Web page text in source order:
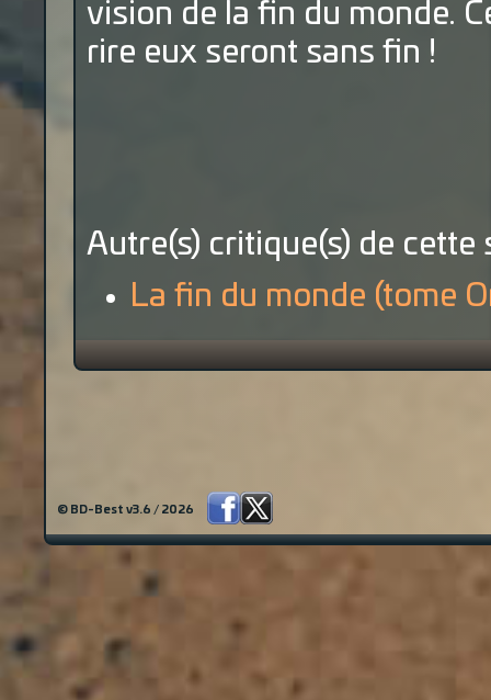
vision de la fin du monde.
rire eux seront sans fin !
Autre(s) critique(s) de cette
La fin du monde (tome
© BD-Best v3.6 / 2026